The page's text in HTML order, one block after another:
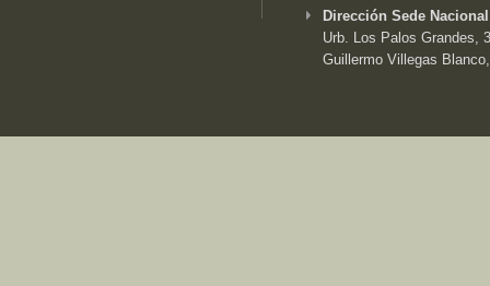
Dirección Sede
Urb. Los Palos Grandes,
Guillermo Villegas